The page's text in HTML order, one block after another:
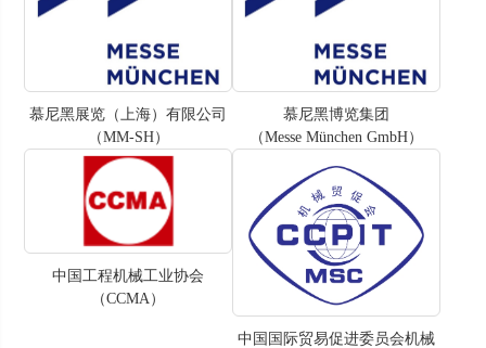
慕尼黑展览（上海）有限公司
（MM-SH）
慕尼黑博览集团
（Messe München GmbH）
中国工程机械工业协会
（CCMA）
中国国际贸易促进委员会机械